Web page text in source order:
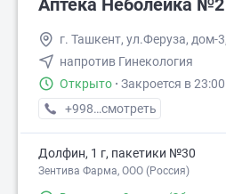
Аптека Неболейка №2
г. Ташкент, ул.Феруза, дом-
напротив Гинекология
Открыто · Закроется в 23:00
+998 (71) XXX-XX-XX
смотреть
Долфин, 1 г, пакетики №30
Зентива Фарма, ООО (Россия)